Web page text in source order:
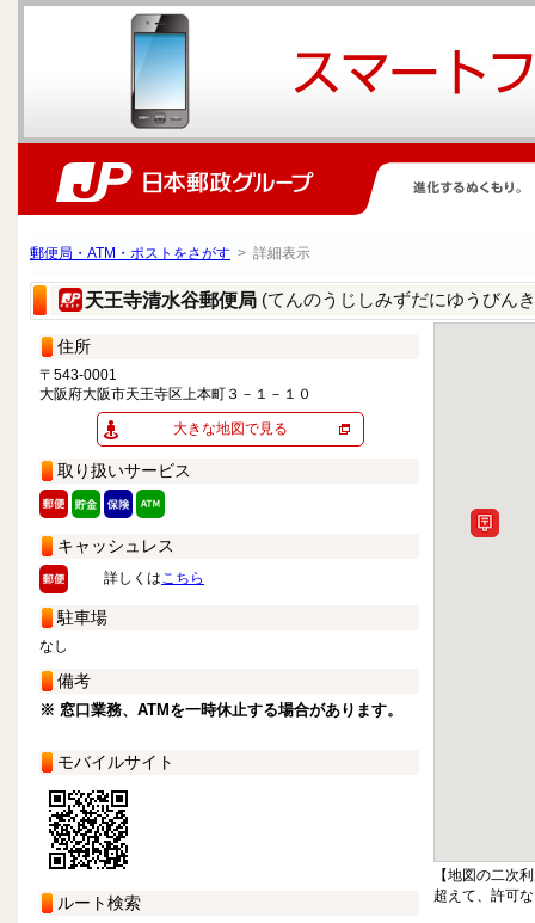
郵便局・ATM・ポストをさがす > 詳細表示
天王寺清水谷郵便局 (てんのうじしみずだにゆうびん
住所
〒543-0001
大阪府大阪市天王寺区上本町３－１－１０
大きな地図で見る
取り扱いサービス
キャッシュレス
詳しくはこちら
駐車場
なし
備考
※ 窓口業務、ATMを一時休止する場合があります。
モバイルサイト
ルート検索
【地図の二次
超えて、許可